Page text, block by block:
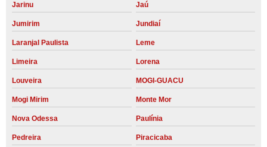
Jarinu Jaú
Jumirim Jundiaí
Laranjal Paulista Leme
Limeira Lorena
Louveira MOGI-GUACU
Mogi Mirim Monte Mor
Nova Odessa Paulínia
Pedreira Piracicaba